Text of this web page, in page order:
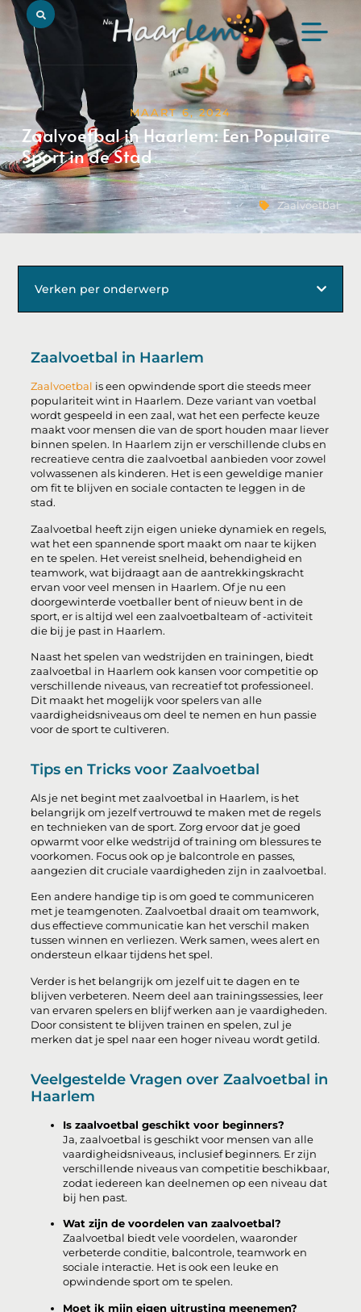
MAART 6, 2024
Zaalvoetbal in Haarlem: Een Populaire
Sport in de Stad
Zaalvoetbal
Zaalvoetbal in Haarlem
Zaalvoetbal is een opwindende sport die steeds meer
populariteit wint in Haarlem. Deze variant van voetbal
wordt gespeeld in een zaal, wat het een perfecte keuze
maakt voor mensen die van de sport houden maar liever
binnen spelen. In Haarlem zijn er verschillende clubs en
recreatieve centra die zaalvoetbal aanbieden voor zowel
volwassenen als kinderen. Het is een geweldige manier
om fit te blijven en sociale contacten te leggen in de
stad.
Zaalvoetbal heeft zijn eigen unieke dynamiek en regels,
wat het een spannende sport maakt om naar te kijken
en te spelen. Het vereist snelheid, behendigheid en
teamwork, wat bijdraagt aan de aantrekkingskracht
ervan voor veel mensen in Haarlem. Of je nu een
doorgewinterde voetballer bent of nieuw bent in de
sport, er is altijd wel een zaalvoetbalteam of -activiteit
die bij je past in Haarlem.
Naast het spelen van wedstrijden en trainingen, biedt
zaalvoetbal in Haarlem ook kansen voor competitie op
verschillende niveaus, van recreatief tot professioneel.
Dit maakt het mogelijk voor spelers van alle
vaardigheidsniveaus om deel te nemen en hun passie
voor de sport te cultiveren.
Tips en Tricks voor Zaalvoetbal
Als je net begint met zaalvoetbal in Haarlem, is het
belangrijk om jezelf vertrouwd te maken met de regels
en technieken van de sport. Zorg ervoor dat je goed
opwarmt voor elke wedstrijd of training om blessures te
voorkomen. Focus ook op je balcontrole en passes,
aangezien dit cruciale vaardigheden zijn in zaalvoetbal.
Een andere handige tip is om goed te communiceren
met je teamgenoten. Zaalvoetbal draait om teamwork,
dus effectieve communicatie kan het verschil maken
tussen winnen en verliezen. Werk samen, wees alert en
ondersteun elkaar tijdens het spel.
Verder is het belangrijk om jezelf uit te dagen en te
blijven verbeteren. Neem deel aan trainingssessies, leer
van ervaren spelers en blijf werken aan je vaardigheden.
Door consistent te blijven trainen en spelen, zul je
merken dat je spel naar een hoger niveau wordt getild.
Veelgestelde Vragen over Zaalvoetbal in
Haarlem
Is zaalvoetbal geschikt voor beginners?
Ja, zaalvoetbal is geschikt voor mensen van alle
vaardigheidsniveaus, inclusief beginners. Er zijn
verschillende niveaus van competitie beschikbaar,
zodat iedereen kan deelnemen op een niveau dat
bij hen past.
Wat zijn de voordelen van zaalvoetbal?
Zaalvoetbal biedt vele voordelen, waaronder
verbeterde conditie, balcontrole, teamwork en
sociale interactie. Het is ook een leuke en
opwindende sport om te spelen.
Moet ik mijn eigen uitrusting meenemen?
Verken per onderwerp